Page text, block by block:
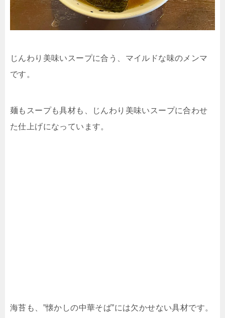
じんわり美味いスープに合う、マイルドな味のメンマ
です。
麺もスープも具材も、じんわり美味いスープに合わせ
た仕上げになっています。
海苔も、”懐かしの中華そば”には欠かせない具材です。